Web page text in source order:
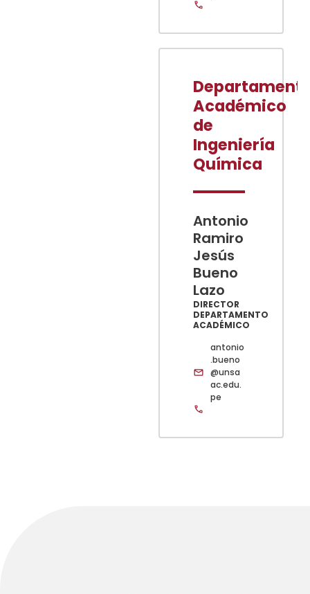
Académico
de
Ingeniería
Química
Antonio
Ramiro
Jesús
Bueno
Lazo
DIRECTOR
DEPARTAMENTO
ACADÉMICO
antonio
.bueno
@unsa
ac.edu.
pe